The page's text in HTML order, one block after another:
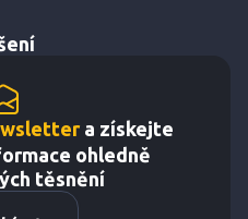
a získejte
ohledně
těsnění